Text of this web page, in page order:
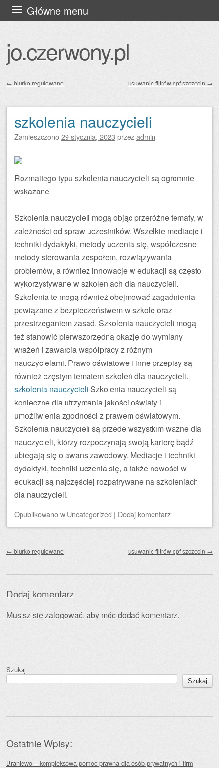
jo.czerwony.pl
Główne menu
Przejdź
do
← biurko regulowane usuwanie filtrów dpf szczecin →
szkolenia nauczycieli
Zamieszczono29 stycznia, 2023 przezadmin
Rozmaitego typu szkolenia nauczycieli są ogromnie
wskazane
Szkolenia nauczycieli mogą objąć przeróżne tematy, w
zależności od spraw uczestników. Wszelkie mediacje i
techniki dydaktyki, metody uczenia się, współczesne
metody sterowania zespołem, rozwiązywania
problemów, a również innowacje w edukacji są często
wykorzystywane w szkoleniach dla nauczycieli.
Szkolenia te mogą również obejmować zagadnienia
powiązane z bezpieczeństwem w szkole oraz
przestrzeganiem zasad. Szkolenia nauczycieli mogą
też stanowić pierwszorzędną okazję do wymiany
wrażeń i zawarcia współpracy z różnymi
nauczycielami. Prawo oświatowe i inne przepisy są
również częstym tematem szkoleń dla nauczycieli.
szkolenia nauczycieli Szkolenia nauczycieli są
konieczne dla utrzymania jakości oświaty i
umożliwienia zgodności z prawem oświatowym.
Szkolenia nauczycieli są przede wszystkim ważne dla
nauczycieli, którzy rozpoczynają swoją karierę bądź
ubiegają się o awans zawodowy. Mediacje i techniki
dydaktyki, techniki uczenia się, a także nowości w
edukacji są najczęściej rozpatrywane na szkoleniach
dla nauczycieli.
Opublikowanow Uncategorized | Dodaj komentarz
← biurko regulowane usuwanie filtrów dpf szczecin →
Dodaj komentarz
Musisz sięzalogować, aby móc dodać komentarz.
Szukaj
Szukaj
Ostatnie Wpisy:
Braniewo – kompleksowa pomoc prawna dla osób prywatnych i firm